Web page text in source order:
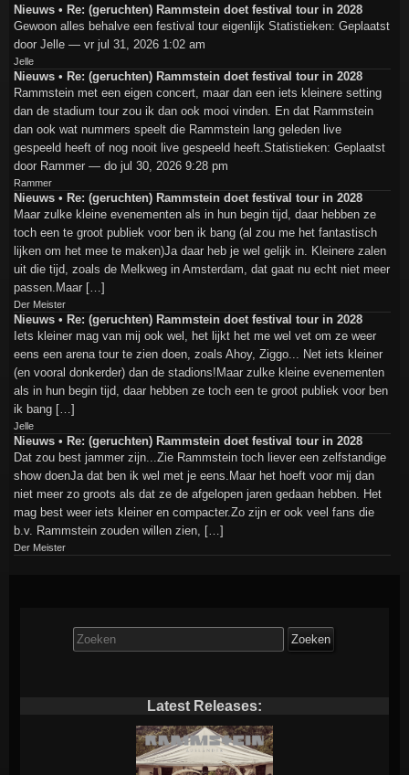
Nieuws • Re: (geruchten) Rammstein doet festival tour in 2028
Gewoon alles behalve een festival tour eigenlijk Statistieken: Geplaatst
door Jelle — vr jul 31, 2026 1:02 am
Jelle
Nieuws • Re: (geruchten) Rammstein doet festival tour in 2028
Rammstein met een eigen concert, maar dan een iets kleinere setting
dan de stadium tour zou ik dan ook mooi vinden. En dat Rammstein
dan ook wat nummers speelt die Rammstein lang geleden live
gespeeld heeft of nog nooit live gespeeld heeft.Statistieken: Geplaatst
door Rammer — do jul 30, 2026 9:28 pm
Rammer
Nieuws • Re: (geruchten) Rammstein doet festival tour in 2028
Maar zulke kleine evenementen als in hun begin tijd, daar hebben ze
toch een te groot publiek voor ben ik bang (al zou me het fantastisch
lijken om het mee te maken)Ja daar heb je wel gelijk in. Kleinere zalen
uit die tijd, zoals de Melkweg in Amsterdam, dat gaat nu echt niet meer
passen.Maar […]
Der Meister
Nieuws • Re: (geruchten) Rammstein doet festival tour in 2028
Iets kleiner mag van mij ook wel, het lijkt het me wel vet om ze weer
eens een arena tour te zien doen, zoals Ahoy, Ziggo... Net iets kleiner
(en vooral donkerder) dan de stadions!Maar zulke kleine evenementen
als in hun begin tijd, daar hebben ze toch een te groot publiek voor ben
ik bang […]
Jelle
Nieuws • Re: (geruchten) Rammstein doet festival tour in 2028
Dat zou best jammer zijn...Zie Rammstein toch liever een zelfstandige
show doenJa dat ben ik wel met je eens.Maar het hoeft voor mij dan
niet meer zo groots als dat ze de afgelopen jaren gedaan hebben. Het
mag best weer iets kleiner en compacter.Zo zijn er ook veel fans die
b.v. Rammstein zouden willen zien, […]
Der Meister
Zoek
naar:
Latest Releases: